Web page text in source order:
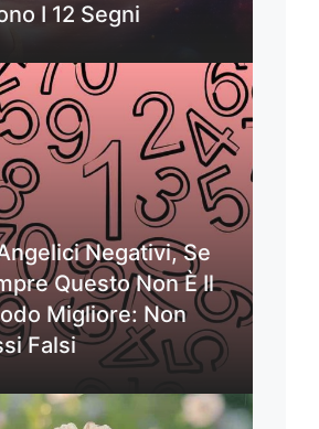
I 12 Segni
Negativi, Se
Questo Non È Il
Migliore: Non
Falsi